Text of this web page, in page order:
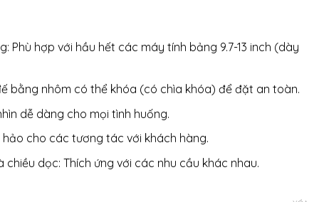
Phù hợp với hầu hết các máy tính bảng 9.7-13 inch (dày
bằng nhôm có thể khóa (có chìa khóa) để đặt an toàn.
dễ dàng cho mọi tình huống.
hảo cho các tương tác với khách hàng.
dọc: Thích ứng với các nhu cầu khác nhau.